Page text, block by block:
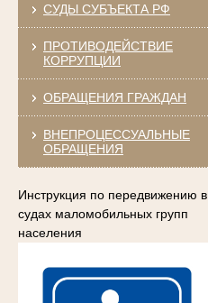
СУДЫ СУБЪЕКТА РФ
ПРОТИВОДЕЙСТВИЕ
КОРРУПЦИИ
ОБРАЩЕНИЯ ГРАЖДАН
ВНЕПРОЦЕССУАЛЬНЫЕ
ОБРАЩЕНИЯ
Инструкция по передвижению в
судах маломобильных групп
населения